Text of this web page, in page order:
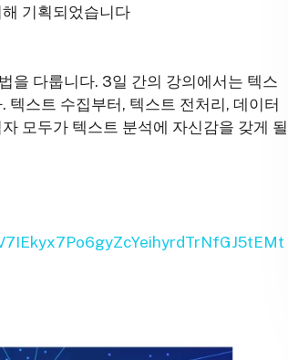
기획되었습니다
을 다룹니다. 3일 간의 강의에서는 텍스
텍스트 수집부터, 텍스트 전처리, 데이터
모두가 텍스트 분석에 자신감을 갖게 될